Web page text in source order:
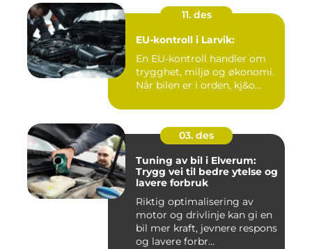
11. des
EU-kontroll i Larvik:
En EU-kontroll handler om
trygghet, miljø og økonomi.
Når bilen er i orden, kj&o...
03. des
Tuning av bil i Elverum:
Trygg vei til bedre ytelse og
lavere forbruk
Riktig optimalisering av
motor og drivlinje kan gi en
bil mer kraft, jevnere respons
og lavere forbr...